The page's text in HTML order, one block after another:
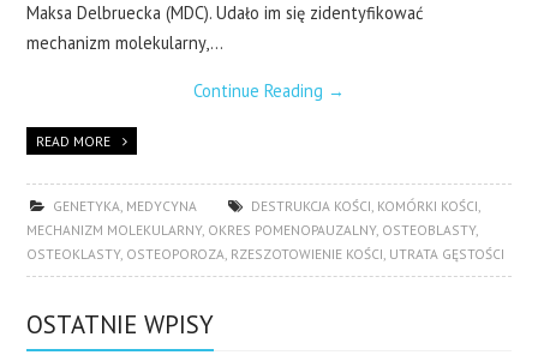
Maksa Delbruecka (MDC). Udało im się zidentyfikować
mechanizm molekularny,…
Continue Reading →
READ MORE
GENETYKA, MEDYCYNA DESTRUKCJA KOŚCI, KOMÓRKI KOŚCI,
MECHANIZM MOLEKULARNY, OKRES POMENOPAUZALNY, OSTEOBLASTY,
OSTEOKLASTY, OSTEOPOROZA, RZESZOTOWIENIE KOŚCI, UTRATA GĘSTOŚCI
OSTATNIE WPISY